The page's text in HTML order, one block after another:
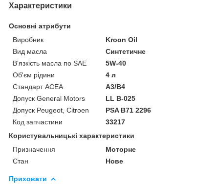
Характеристики
Основні атрибути
Виробник
Kroon Oil
Вид масла
Синтетичне
В'язкість масла по SAE
5W-40
Об'єм рідини
4 л
Стандарт ACEA
A3/B4
Допуск General Motors
LL B-025
Допуск Peugeot, Citroen
PSA B71 2296
Код запчастини
33217
Користувальницькі характеристики
Призначення
Моторне
Стан
Нове
Приховати